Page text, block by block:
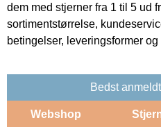
dem med stjerner fra 1 til 5 ud
sortimentstørrelse,
betingelser, leveringsformer
Bedst
Webshop